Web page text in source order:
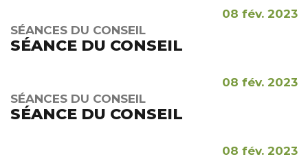
08 fév. 2023
SÉANCES DU CONSEIL
SÉANCE DU CONSEIL
08 fév. 2023
SÉANCES DU CONSEIL
SÉANCE DU CONSEIL
08 fév. 2023